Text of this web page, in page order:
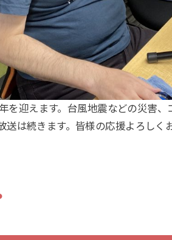
を迎えます。台風地震などの災害
送は続きます。皆様の応援よろしく